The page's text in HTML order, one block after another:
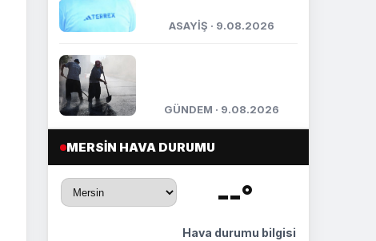
ASAYİŞ · 9.08.2026
GÜNDEM · 9.08.2026
MERSIN HAVA DURUMU
--°
Hava durumu bilgisi